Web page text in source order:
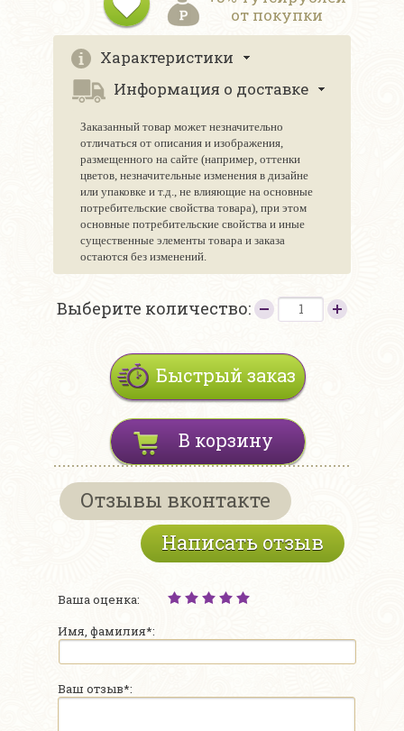
от покупки
Характеристики
Информация о доставке
Заказанный товар может незначительно
отличаться от описания и изображения,
размещенного на сайте (например, оттенки
цветов, незначительные изменения в дизайне
или упаковке и т.д., не влияющие на основные
потребительские свойства товара), при этом
основные потребительские свойства и иные
существенные элементы товара и заказа
остаются без изменений.
Выберите количество:
Быстрый заказ
В корзину
Отзывы вконтакте
Написать отзыв
Ваша оценка:
Имя, фамилия*:
Ваш отзыв*: